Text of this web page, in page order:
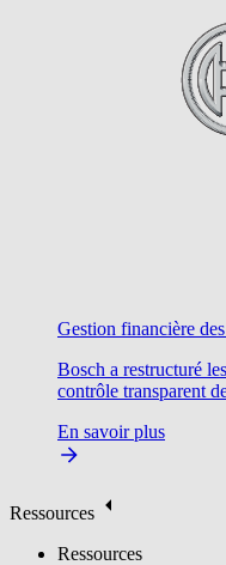
Gestion financière
Bosch a restructuré
contrôle transparent
En savoir plus
Ressources
Ressources